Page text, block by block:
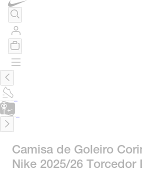
Camisa de Goleiro
Nike 2025/26 Torcedor